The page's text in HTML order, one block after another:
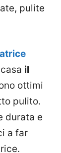
pulite
il
ottimi
pulito.
durata e
a far